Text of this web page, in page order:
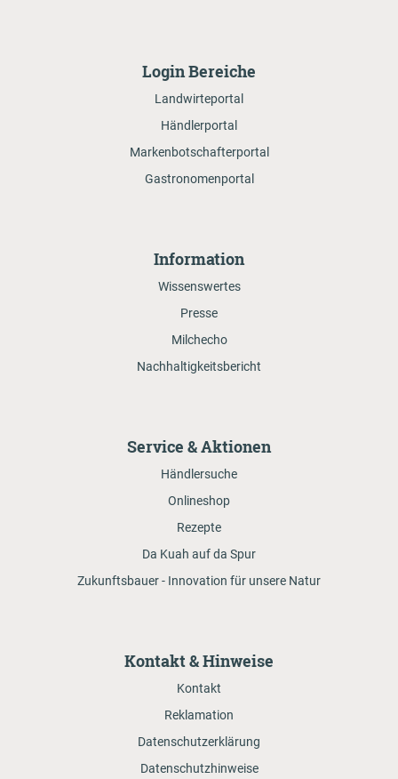
Login Bereiche
Landwirteportal
Händlerportal
Markenbotschafterportal
Gastronomenportal
Information
Wissenswertes
Presse
Milchecho
Nachhaltigkeitsbericht
Service & Aktionen
Händlersuche
Onlineshop
Rezepte
Da Kuah auf da Spur
Zukunftsbauer - Innovation für unsere Natur
Kontakt & Hinweise
Kontakt
Reklamation
Datenschutzerklärung
Datenschutzhinweise